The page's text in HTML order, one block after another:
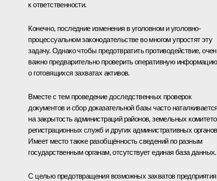
к ответственности.
Конечно, последние изменения в уголовном и уголовно-
процессуальном законодательстве во многом упростят эту
задачу. Однако чтобы предотвратить противодействие,
важно предварительно проверить оперативную информацию
о готовящихся захватах активов.
Вместе с тем проведение доследственных проверок
документов и сбор доказательной базы часто
на закрытость администраций районов, земельных
регистрационных служб и других административных
Имеет место также разобщённость сведений по разным
государственным органам, отсутствует единая база данных.
С целью предотвращения возможных захватов